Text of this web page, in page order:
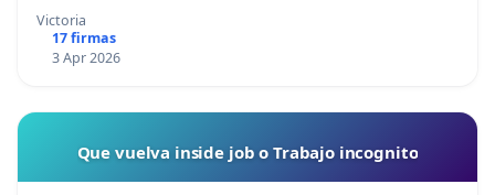
Victoria
17 firmas
3 Apr 2026
Que vuelva inside job o Trabajo incognito